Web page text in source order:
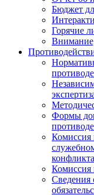
Бюджет
Горячие
Формы
Комиссия
Комиссия
Сведения